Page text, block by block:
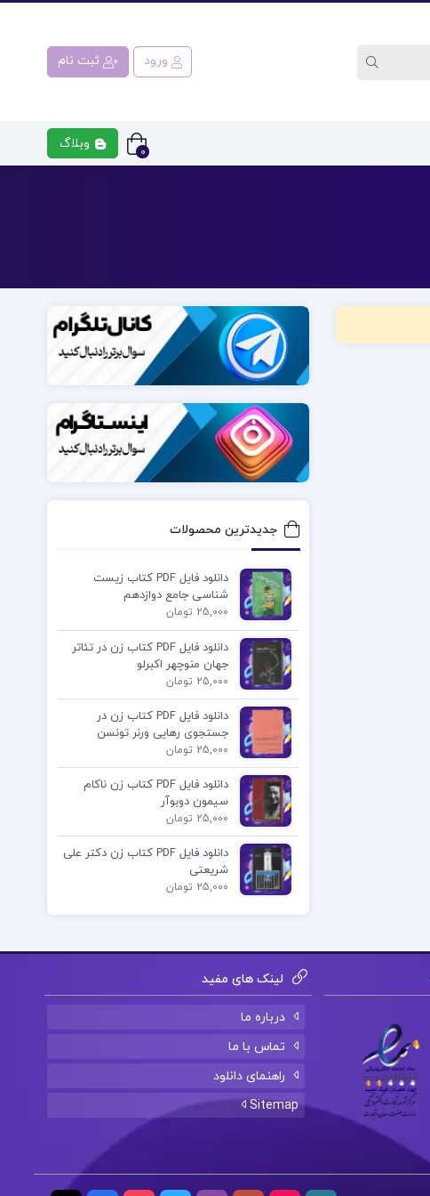
ورود ثبت نام
0 وبلاگ
جدیدترین محصولات
دانلود فایل PDF کتاب زیست
شناسی جامع دوازدهم
25,000 تومان
دانلود فایل PDF کتاب زن در تئاتر
جهان منوچهر اکبرلو
25,000 تومان
دانلود فایل PDF کتاب زن در
جستجوی رهایی ورنر تونسن
25,000 تومان
دانلود فایل PDF کتاب زن ناکام
سیمون دوبوآر
25,000 تومان
دانلود فایل PDF کتاب زن دکتر علی
شریعتی
25,000 تومان
لینک های مفید
درباره ما
تماس با ما
راهنمای دانلود
Sitemap